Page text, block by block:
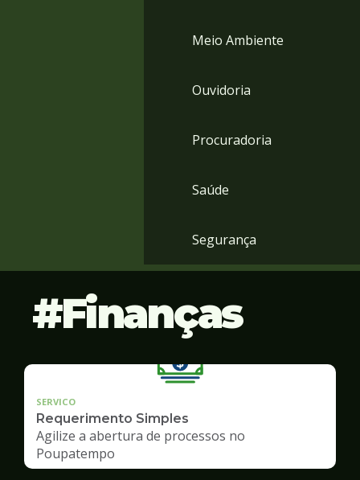
Meio Ambiente
Ouvidoria
Procuradoria
Saúde
Segurança
Finanças
SERVICO
Requerimento Simples
Agilize a abertura de processos no
Poupatempo